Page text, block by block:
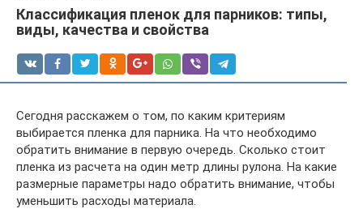
Классификация пленок для парников: типы,
виды, качества и свойства
Сегодня расскажем о том, по каким критериям
выбирается пленка для парника. На что необходимо
обратить внимание в первую очередь. Сколько стоит
пленка из расчета на один метр длины рулона. На какие
размерные параметры надо обратить внимание, чтобы
уменьшить расходы материала.